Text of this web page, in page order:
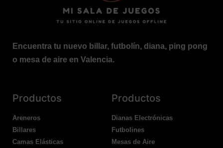
Encuentra tu nuevo billar, futbolín, diana, ping pong
o mesa de aire en Valencia.
Productos
Areneros
Billares
Camas Elásticas
Productos
Dianas Electrónicas
Futbolines
Mesas de Aire